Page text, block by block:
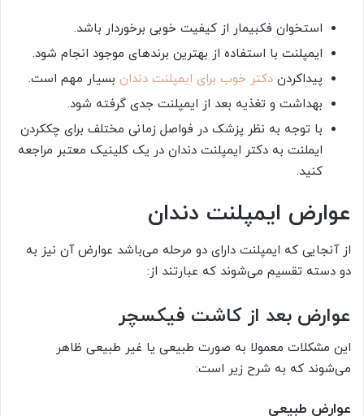
استخوان فک­بیمار از کیفیت خوبی برخوردار باشد.
ایمپلنت با استفاده از بهترین برندهای موجود انجام شود.
پیداکردن دکتر خوب برای ایمپلنت دندان بسیار مهم است.
بهداشت و تغذیه بعد از ایمپلنت جدی گرفته شود.
با توجه به نظر پزشک در فواصل زمانی مختلف برای چک­کردن
ایملنت به دکتر ایمپلنت دندان در یک کلینیک معتبر مراجعه
کنید.
عوارض ایمپلنت دندان
از آنجایی که ایمپلنت دارای دو مرحله می‌باشد عوارض آن نیز به
دو دسته تقسیم می‌شوند که عبارتند از:
عوارض بعد از کاشت فیکسچر
این مشکلات معمولا به‌ صورت طبیعی یا غیر طبیعی ظاهر
می‌شوند که به شرح زیر است:
عوارض طبیعی